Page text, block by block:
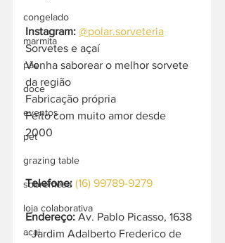
congelado
marmita
pão
doce
eventos
pet
grazing table
sobremesa
loja colaborativa
acai
Instagram: @polar.sorveteria
Sorvetes e açaí
Venha saborear o melhor sorvete
da região
Fabricação própria
Feito com muito amor desde
2000
Telefone: (16) 99789-9279
Endereço: Av. Pablo Picasso, 1638
- Jardim Adalberto Frederico de